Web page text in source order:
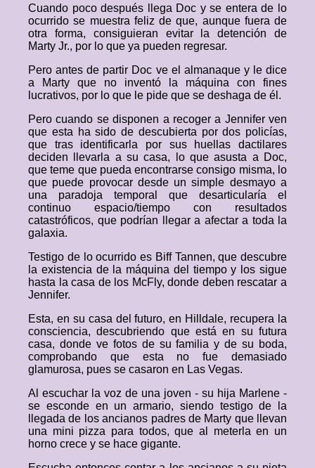
Cuando poco después llega Doc y se entera de lo
ocurrido se muestra feliz de que, aunque fuera de
otra forma, consiguieran evitar la detención de
Marty Jr., por lo que ya pueden regresar.
Pero antes de partir Doc ve el almanaque y le dice
a Marty que no inventó la máquina con fines
lucrativos, por lo que le pide que se deshaga de él.
Pero cuando se disponen a recoger a Jennifer ven
que esta ha sido de descubierta por dos policías,
que tras identificarla por sus huellas dactilares
deciden llevarla a su casa, lo que asusta a Doc,
que teme que pueda encontrarse consigo misma, lo
que puede provocar desde un simple desmayo a
una paradoja temporal que desarticularía el
continuo espacio/tiempo con resultados
catastróficos, que podrían llegar a afectar a toda la
galaxia.
Testigo de lo ocurrido es Biff Tannen, que descubre
la existencia de la máquina del tiempo y los sigue
hasta la casa de los McFly, donde deben rescatar a
Jennifer.
Esta, en su casa del futuro, en Hilldale, recupera la
consciencia, descubriendo que está en su futura
casa, donde ve fotos de su familia y de su boda,
comprobando que esta no fue demasiado
glamurosa, pues se casaron en Las Vegas.
Al escuchar la voz de una joven - su hija Marlene -
se esconde en un armario, siendo testigo de la
llegada de los ancianos padres de Marty que llevan
una mini pizza para todos, que al meterla en un
horno crece y se hace gigante.